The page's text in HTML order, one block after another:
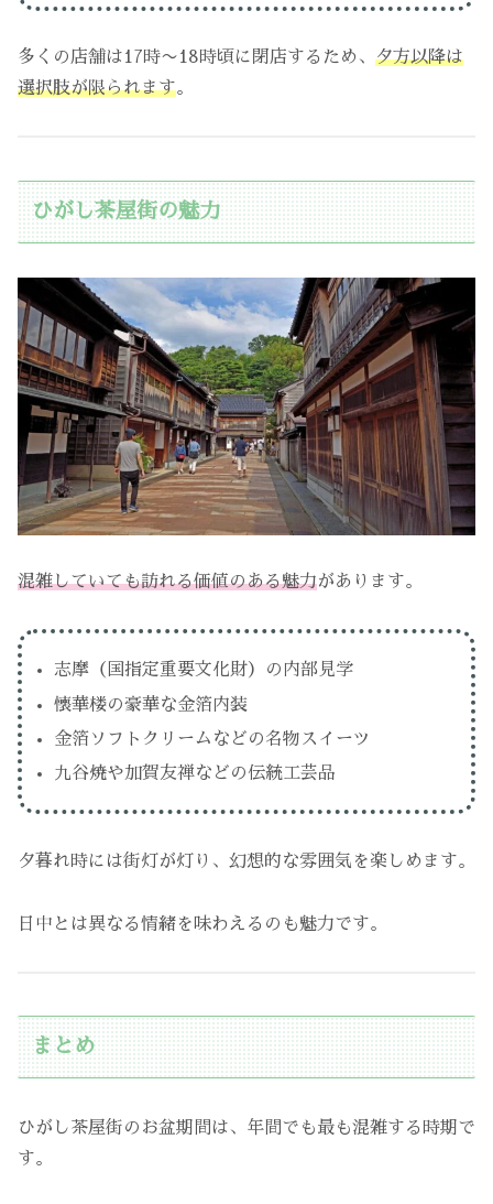
多くの店舗は17時〜18時頃に閉店するため、 夕方以降は
選択肢が限られます。
ひがし茶屋街の魅力
混雑していても訪れる価値のある魅力があります。
志摩（国指定重要文化財）の内部見学
懐華楼の豪華な金箔内装
金箔ソフトクリームなどの名物スイーツ
九谷焼や加賀友禅などの伝統工芸品
夕暮れ時には街灯が灯り、幻想的な雰囲気を楽しめます。
日中とは異なる情緒を味わえるのも魅力です。
まとめ
ひがし茶屋街のお盆期間は、年間でも最も混雑する時期で
す。